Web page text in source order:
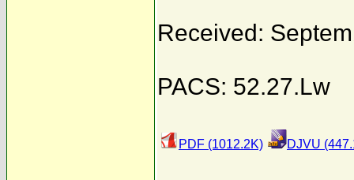
Received:
PACS: 52.27.Lw
PDF (1012.2K) DJVU